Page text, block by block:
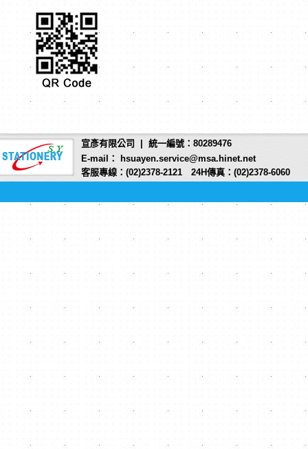
宣彥有限公司 | 統一編號：80289476
E-mail： hsuayen.service@msa.hinet.net
客服專線：(02)2378-2121 24H傳真：(02)2378-6060